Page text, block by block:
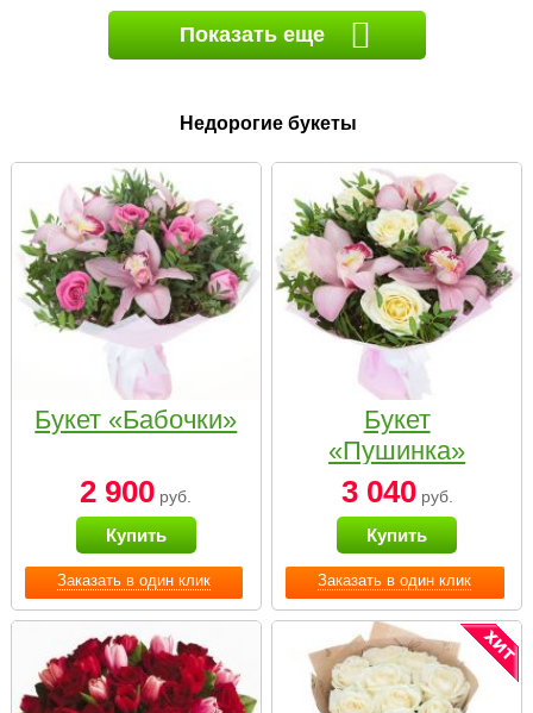
Показать еще
Недорогие букеты
Заказать в один клик
Букет «Бабочки»
2 900 руб.
Купить
Заказать в один клик
Букет
«Пушинка»
3 040руб.
Купить